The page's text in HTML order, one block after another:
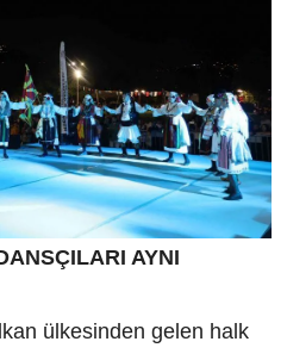
AYNI
ülkesinden gelen halk